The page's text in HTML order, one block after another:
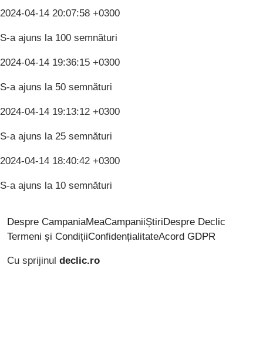
2024-04-14 20:07:58 +0300
S-a ajuns la 100 semnături
2024-04-14 19:36:15 +0300
S-a ajuns la 50 semnături
2024-04-14 19:13:12 +0300
S-a ajuns la 25 semnături
2024-04-14 18:40:42 +0300
S-a ajuns la 10 semnături
Despre CampaniaMeaCampaniiȘtiriDespre Declic
Termeni și CondițiiConfidențialitateAcord GDPR
Cu sprijinul declic.ro